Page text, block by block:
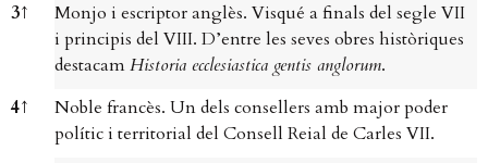
3↑
Monjo i escriptor anglès. Visqué a finals del segle VII
i principis del VIII. D’entre les seves obres històriques
destacamHistoria ecclesiastica gentis anglorum.
4↑
Noble francès. Un dels consellers amb major poder
polític i territorial del Consell Reial de Carles VII.